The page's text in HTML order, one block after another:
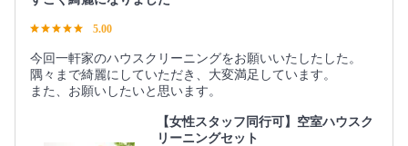
5.00
今回一軒家のハウスクリーニングをお願いいたしたした。
隅々まで綺麗にしていただき、大変満足しています。
また、お願いしたいと思います。
【女性スタッフ同行可】空室ハウスク
リーニングセット